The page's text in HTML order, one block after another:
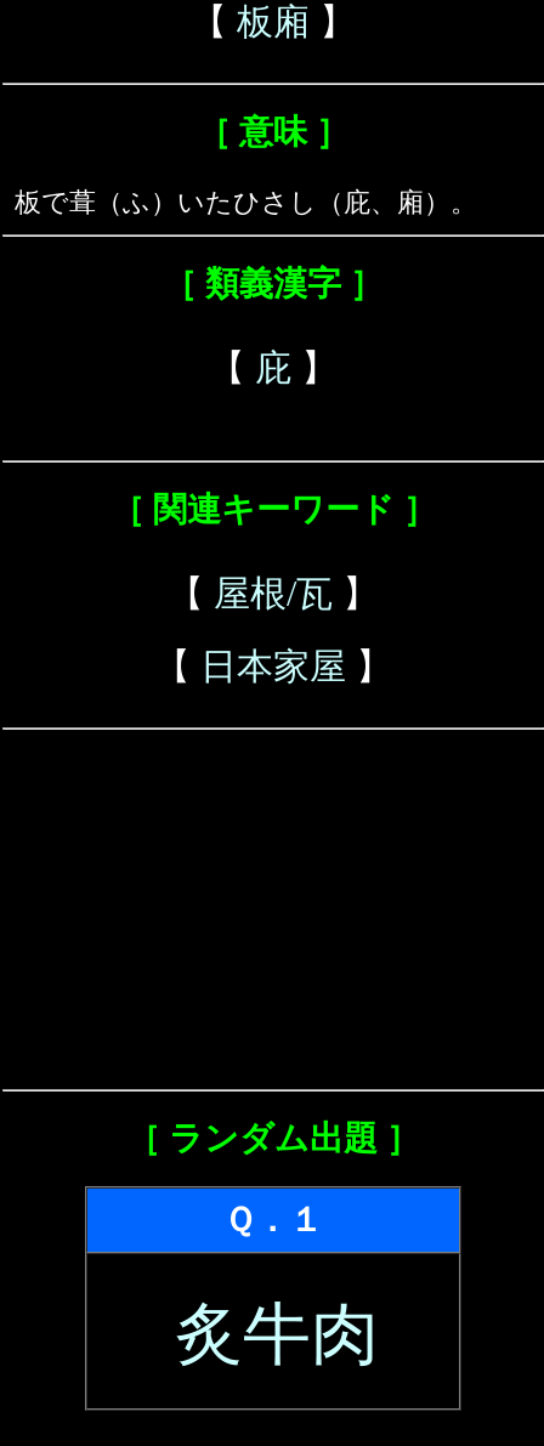
【 板廂 】
［ 意味 ］
板で葺（ふ）いたひさし（庇、廂）。
［ 類義漢字 ］
【 庇 】
［ 関連キーワード ］
【 屋根/瓦 】
【 日本家屋 】
［ ランダム出題 ］
Ｑ．１
炙牛肉